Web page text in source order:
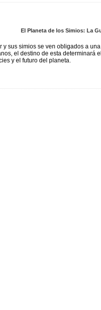
El Planeta de los Simios: La
y sus simios se ven obligados a
el destino de esta determinará
y el futuro del planeta.